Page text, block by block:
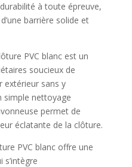
à toute épreuve,
barrière solide et
PVC blanc est un
soucieux de
extérieur sans y
simple nettoyage
permet de
éclatante de la clôture.
PVC blanc offre une